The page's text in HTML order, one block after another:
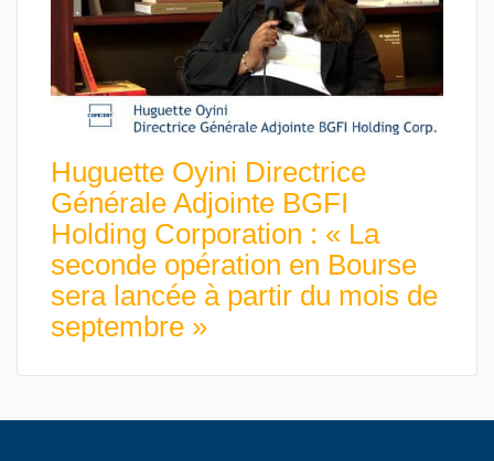
Huguette Oyini Directrice
Générale Adjointe BGFI
Holding Corporation : « La
seconde opération en Bourse
sera lancée à partir du mois de
septembre »